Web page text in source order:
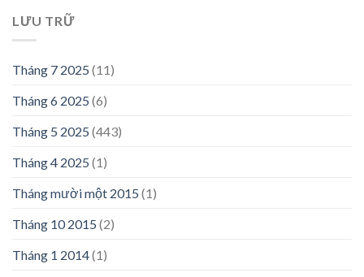
LƯU TRỮ
Tháng 7 2025 (11)
Tháng 6 2025 (6)
Tháng 5 2025 (443)
Tháng 4 2025 (1)
Tháng mười một 2015 (1)
Tháng 10 2015 (2)
Tháng 1 2014(1)